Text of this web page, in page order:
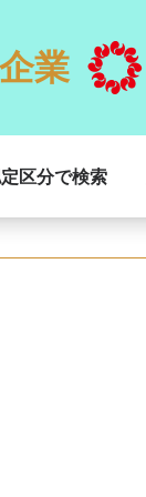
業
区分で検索